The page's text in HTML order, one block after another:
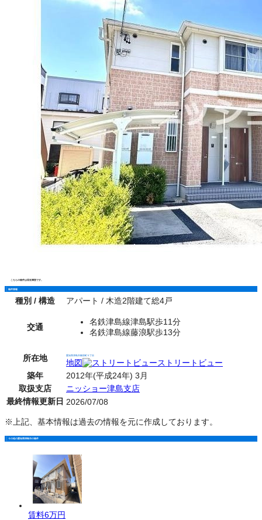
こちらの物件は現在満室です。
物件情報
種別 / 構造 アパート / 木造2階建て総4戸
交通
名鉄津島線津島駅歩11分
名鉄津島線藤浪駅歩13分
所在地 愛知県津島市柳原町５丁目
地図
ストリートビュー
築年
2012年(平成24年) 3月
取扱支店
ニッショー津島支店
最終情報更新日 2026/07/08
※上記、基本情報は過去の情報を元に作成しております。
その他の愛知県津島市の物件
賃料6万円